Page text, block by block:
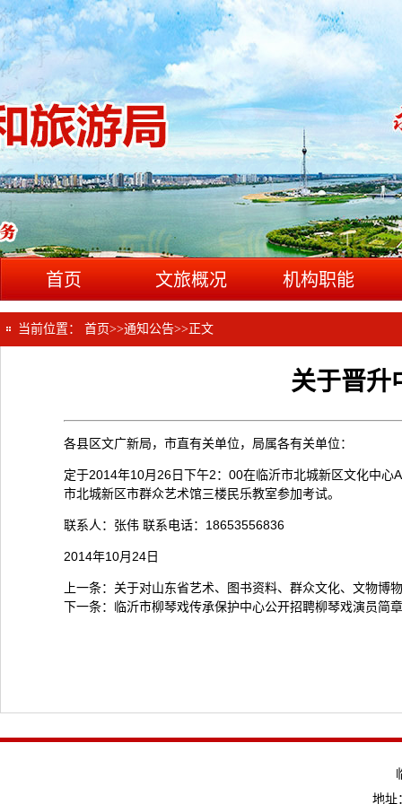
首页 文旅概况 机构职能
当前位置： 首页>>通知公告>> 正文
关于晋升
各县区文广新局，市直有关单位，局属各有关单位：
定于2014年10月26日下午2：00在临沂市北城新区文化中
市北城新区市群众艺术馆三楼民乐教室参加考试。
联系人：张伟 联系电话：18653556836
2014年10月24日
上一条： 关于对山东省艺术、图书资料、群众文化、文物博
下一条： 临沂市柳琴戏传承保护中心公开招聘柳琴戏演员简章
地址